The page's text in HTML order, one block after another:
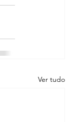
Ver tudo